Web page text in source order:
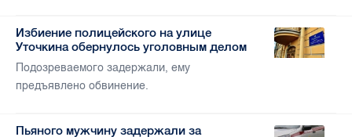
Избиение полицейского на улице
Уточкина обернулось уголовным делом
Подозреваемого задержали, ему
предъявлено обвинение.
Пьяного мужчину задержали за